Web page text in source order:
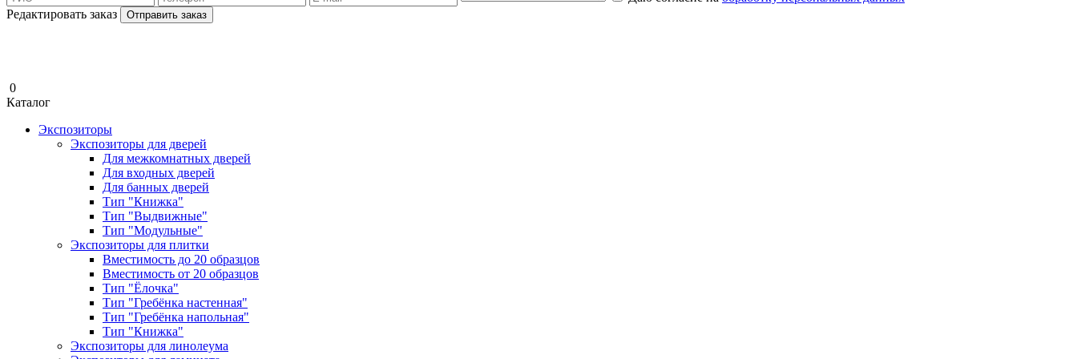
Редактировать заказ
Отправить заказ
0
Каталог
Экспозиторы
Экспозиторы для дверей
Для межкомнатных дверей
Для входных дверей
Для банных дверей
Тип "Книжка"
Тип "Выдвижные"
Тип "Модульные"
Экспозиторы для плитки
Вместимость до 20 образцов
Вместимость от 20 образцов
Тип "Ёлочка"
Тип "Гребёнка настенная"
Тип "Гребёнка напольная"
Тип "Книжка"
Экспозиторы для линолеума